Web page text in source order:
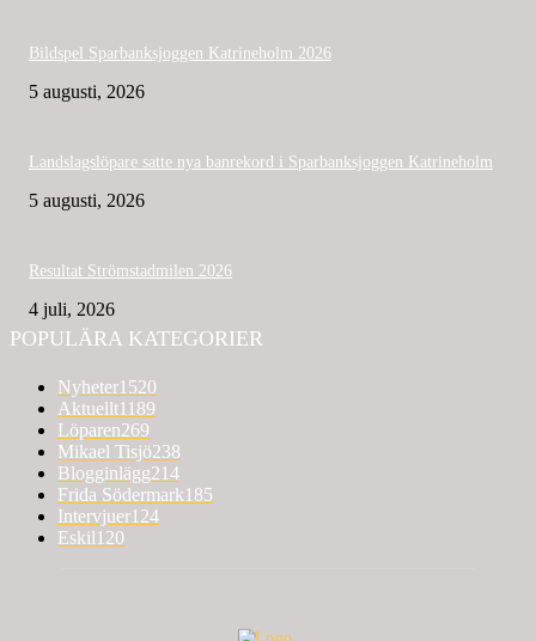
Bildspel Sparbanksjoggen Katrineholm 2026
5 augusti, 2026
Landslagslöpare satte nya banrekord i Sparbanksjoggen Katrineholm
5 augusti, 2026
Resultat Strömstadmilen 2026
4 juli, 2026
POPULÄRA KATEGORIER
Nyheter1520
Aktuellt1189
Löparen269
Mikael Tisjö238
Blogginlägg214
Frida Södermark185
Intervjuer124
Eskil120